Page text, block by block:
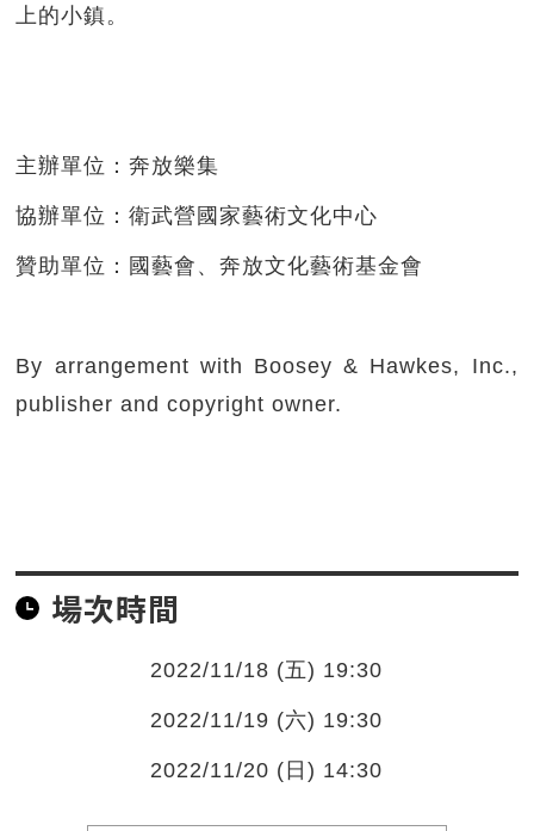
上的小鎮。
主辦單位：奔放樂集
協辦單位：衛武營國家藝術文化中心
贊助單位：國藝會、奔放文化藝術基金會
By arrangement with Boosey & Hawkes, Inc.,
publisher and copyright owner.
場次時間
2022/11/18 (五) 19:30
2022/11/19 (六) 19:30
2022/11/20 (日) 14:30